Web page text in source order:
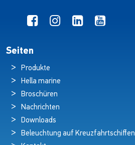
Seiten
Produkte
Hella marine
Broschüren
Nachrichten
Downloads
Beleuchtung auf Kreuzfahrtschiffen